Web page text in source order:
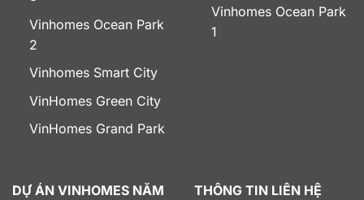
Vinhomes Ocean Park
2
Vinhomes Smart City
VinHomes Green City
VinHomes Grand Park
Vinhomes Ocean Park
1
DỰ ÁN VINHOMES NĂM
THÔNG TIN LIÊN HỆ